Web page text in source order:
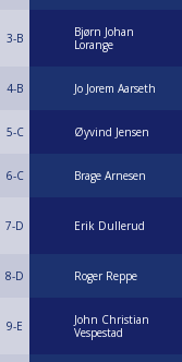
3-B
Bjørn Johan
Lorange
4-B Jo Jorem Aarseth
5-C Øyvind Jensen
6-C Brage Arnesen
7-D Erik Dullerud
8-D Roger Reppe
9-E
John Christian
Vespestad